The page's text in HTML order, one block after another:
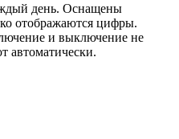
день. Оснащены
отображаются цифры.
и выключение не
автоматически.